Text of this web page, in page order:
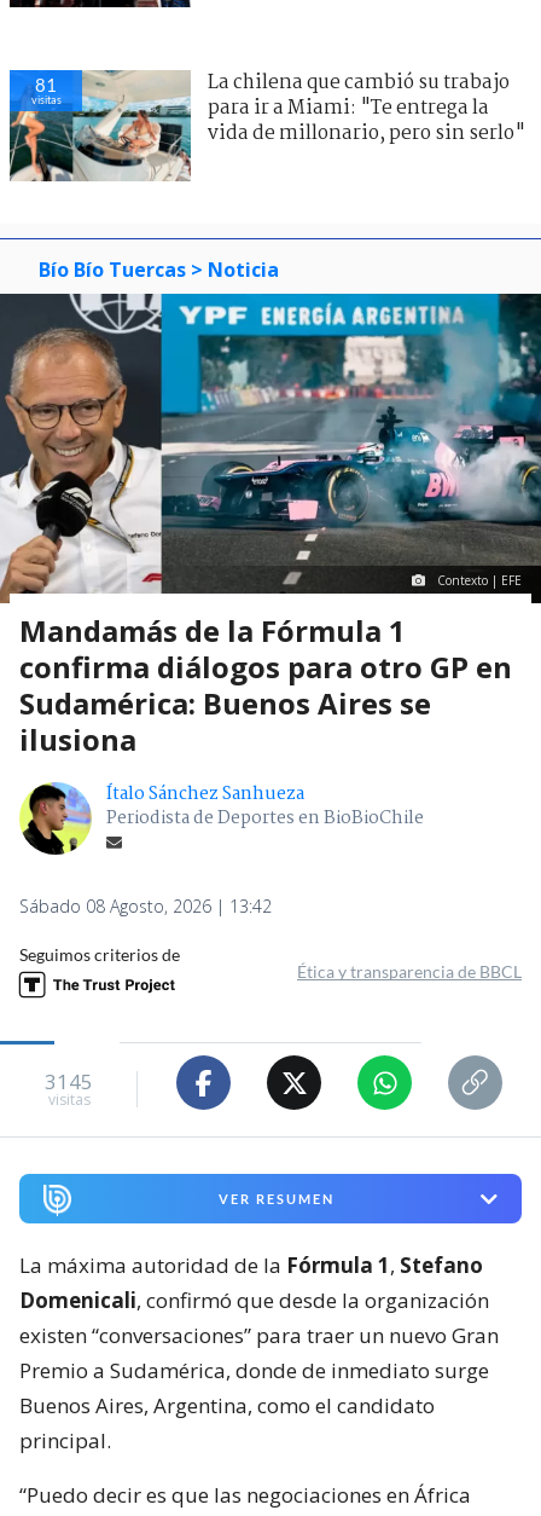
81
visitas
La chilena que cambió su trabajo
para ir a Miami: "Te entrega la
vida de millonario, pero sin serlo"
Bío Bío Tuercas > Noticia
Contexto | EFE
Mandamás de la Fórmula 1
confirma diálogos para otro GP en
Sudamérica: Buenos Aires se
ilusiona
Ítalo Sánchez Sanhueza
Periodista de Deportes en BioBioChile
Sábado 08 Agosto, 2026 | 13:42
Seguimos criterios de
Ética y transparencia de BBCL
3145
visitas
VER RESUMEN
La máxima autoridad de la Fórmula 1, Stefano
Domenicali, confirmó que desde la organización
existen “conversaciones” para traer un nuevo Gran
Premio a Sudamérica, donde de inmediato surge
Buenos Aires, Argentina, como el candidato
principal.
“Puedo decir es que las negociaciones en África